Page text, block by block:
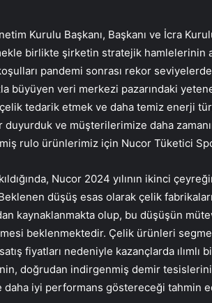
Kurulu Başkanı, Başkanı ve İcra
birlikte şirketin stratejik hamlelerinin
pandemi sonrası rekor
büyüyen veri merkezi pazarındaki
tedarik etmek ve daha temiz enerji
duyurduk ve müşterilerimize daha
rulo ürünlerimiz için Nucor Tüketici Spot
Nucor 2024 yılının ikinci
düşüş esas olarak çelik
kaynaklanmakta olup, bu düşüşün
beklenmektedir. Çelik ürünleri
fiyatları nedeniyle kazançlarda
doğrudan indirgenmiş demir
daha iyi performans göstereceği tahmin